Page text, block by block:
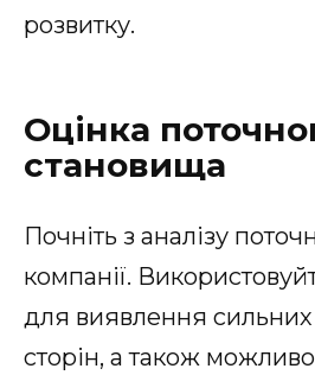
розвитку.
Оцінка
становища
Почніть з аналізу
компанії.
для виявлення сильних
сторін, а також